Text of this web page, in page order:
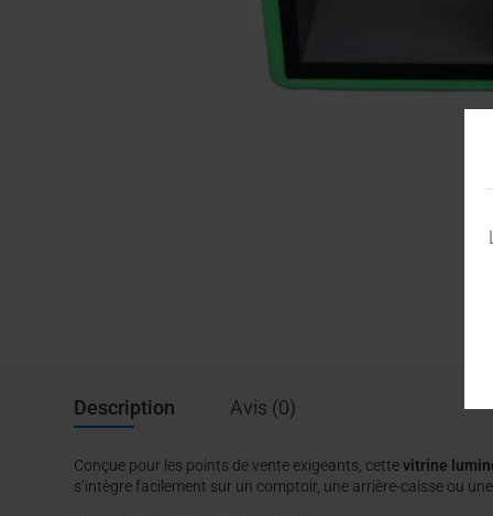
Description Avis (0)
Conçue pour les points de vente exigeants, cettevitrine
s’intègre facilement sur un comptoir, une arrière-caisse ou